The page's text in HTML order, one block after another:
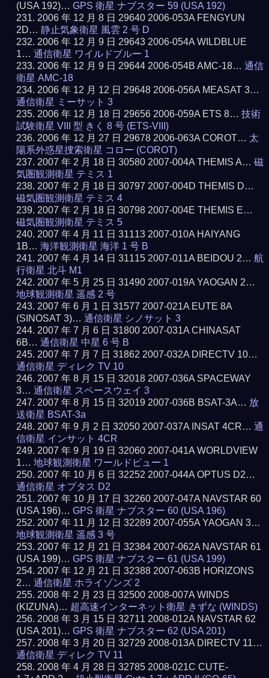
(USA 192)…GPS 衛星 ナブスター 59 (USA 192)
2006 年 12 月 8 日 29640 2006-053A FENGYUN
2D…静止気象衛星 風雲 2 号 D
2006 年 12 月 9 日 29643 2006-054A WILDBLUE
1…通信衛星 ワイルドブルー 1
2006 年 12 月 9 日 29644 2006-054B AMC-18…通信
衛星 AMC-18
2006 年 12 月 12 日 29648 2006-056A MEASAT 3…
通信衛星 ミーサット 3
2006 年 12 月 18 日 29656 2006-059A ETS 8…技術
試験衛星 VIII 型 きく 8 号 (ETS-VIII)
2006 年 12 月 27 日 29678 2006-063A COROT… 太
陽系外惑星捜索衛星 コロー (COROT)
2007 年 2 月 18 日 30580 2007-004A THEMIS A…磁
気圏観測衛星 テミス 1
2007 年 2 月 18 日 30797 2007-004D THEMIS D…
磁気圏観測衛星 テミス 4
2007 年 2 月 18 日 30798 2007-004E THEMIS E…
磁気圏観測衛星 テミス 5
2007 年 4 月 11 日 31113 2007-010A HAIYANG
1B…海洋観測衛星 海洋 1 号 B
2007 年 4 月 14 日 31115 2007-011A BEIDOU 2…航
行衛星 北斗 M1
2007 年 5 月 25 日 31490 2007-019A YAOGAN 2…
地球観測衛星 遥感 2 号
2007 年 6 月 1 日 31577 2007-021A EUTE 8A
(SINOSAT 3)…通信衛星 シノサット 3
2007 年 7 月 6 日 31800 2007-031A CHINASAT
6B…通信衛星 中星 6 号 B
2007 年 7 月 7 日 31862 2007-032A DIRECTV 10…
通信衛星 ディレク TV 10
2007 年 8 月 15 日 32018 2007-036A SPACEWAY
3…通信衛星 スペースウェイ 3
2007 年 8 月 15 日 32019 2007-036B BSAT-3A… 放
送衛星 BSAT-3a
2007 年 9 月 2 日 32050 2007-037A INSAT 4CR…通
信衛星 インサット 4CR
2007 年 9 月 19 日 32060 2007-041A WORLDVIEW
1…地球観測衛星 ワールドビュー 1
2007 年 10 月 6 日 32252 2007-044A OPTUS D2…
通信衛星 オプタス D2
2007 年 10 月 17 日 32260 2007-047A NAVSTAR 60
(USA 196)…GPS 衛星 ナブスター 60 (USA 196)
2007 年 11 月 12 日 32289 2007-055A YAOGAN 3…
地球観測衛星 遥感 3 号
2007 年 12 月 21 日 32384 2007-062A NAVSTAR 61
(USA 199)…GPS 衛星 ナブスター 61 (USA 199)
2007 年 12 月 21 日 32388 2007-063B HORIZONS
2…通信衛星 ホライゾンズ 2
2008 年 2 月 23 日 32500 2008-007A WINDS
(KIZUNA)… 超高速インターネット衛星 きずな (WINDS)
2008 年 3 月 15 日 32711 2008-012A NAVSTAR 62
(USA 201)…GPS 衛星 ナブスター 62 (USA 201)
2008 年 3 月 20 日 32729 2008-013A DIRECTV 11…
通信衛星 ディレク TV 11
2008 年 4 月 28 日 32785 2008-021C CUTE-